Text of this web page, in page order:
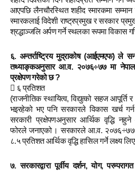
आएपछि लैनचौरस्थित शहीद स्मारकमा सम्मान
स्मारकलाई विदेशी राष्ट्रप्रमुख र सरकार
श्रद्धाञ्जलि अर्पण गर्ने स्थलका रूपमा विकास
६. अन्तर्राष्ट्रिय मुद्राकोष (आईएमएफ) ले
तथ्याङ्कअनुसार आ.व. २०७६÷७७ मा
प्रक्षेपण गरेको छ ?
 ६ प्रतिशत
(राजनीतिक स्थायित्व, विद्युत्को सहज आपूर्ति र
भइरहेको भए पनि सरकारले विकास खर्च
सरकारी प्रक्षेपणअनुसार आर्थिक वृद्धि
फोरले जनाएको । सरकारले आ.व.
८.५ प्रतिशत आर्थिक वृद्धि हासिल गर्ने लक्ष्य
७. सरकारद्वारा पूर्वीय दर्शन, योग,